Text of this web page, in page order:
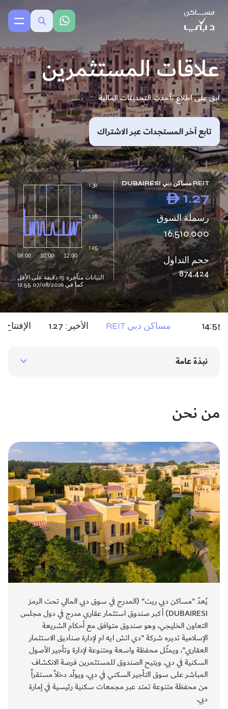
علاقات المستثمرين
ابق على اطلاع بأحدث التحديثات المالية
تابع آخر المستجدات عبر الاشتراك
نبذة عامة
من نحن
يُعدّ "مساكن دبي ريت" (المدرج في سوق دبي المالي تحت الرمز
DUBAIRESI) أكبر صندوق استثمار عقاري مدرج في دول مجلس
التعاون الخليجي، وهو صندوق متوافق مع أحكام الشريعة
الإسلامية تديره شركة "دي اتش ايه ام لإدارة صناديق الاستثمار
العقاري"، ويمثّل محفظة واسعة ومتنوعة لإدارة وتأجير الأصول
السكنية في دبي. ويتيح الصندوق للمستثمرين فرصة الانكشاف
المباشر على سوق التأجير السكني في دبي، ويولّد دخلاً مستقراً
من محفظة متنوعة تمتد عبر مجمعات سكنية رئيسية في إمارة
دبي.